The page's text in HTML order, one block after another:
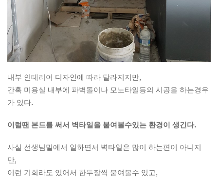
내부 인테리어 디자인에 따라 달라지지만,
간혹 미용실 내부에 파벽돌이나 모노타일등의 시공을 하는경우
가 있다.
이럴땐 본드를 써서 벽타일을 붙여볼수있는 환경이 생긴다.
사실 선생님밑에서 일하면서 벽타일은 많이 하는편이 아니지
만,
이런 기회라도 있어서 한두장씩 붙여볼수 있고,